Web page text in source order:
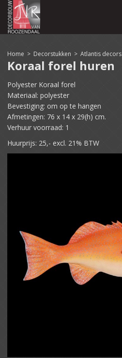
Home > Decorstukken > Atlantis decors
Koraal forel huren
Polyester Koraal forel
Materiaal: polyester
Bevestiging: om op te hangen
Afmetingen: 76 x 14 x 29(h) cm.
Verhuur voorraad: 1
Huurprijs: 25,- excl. 21% BTW